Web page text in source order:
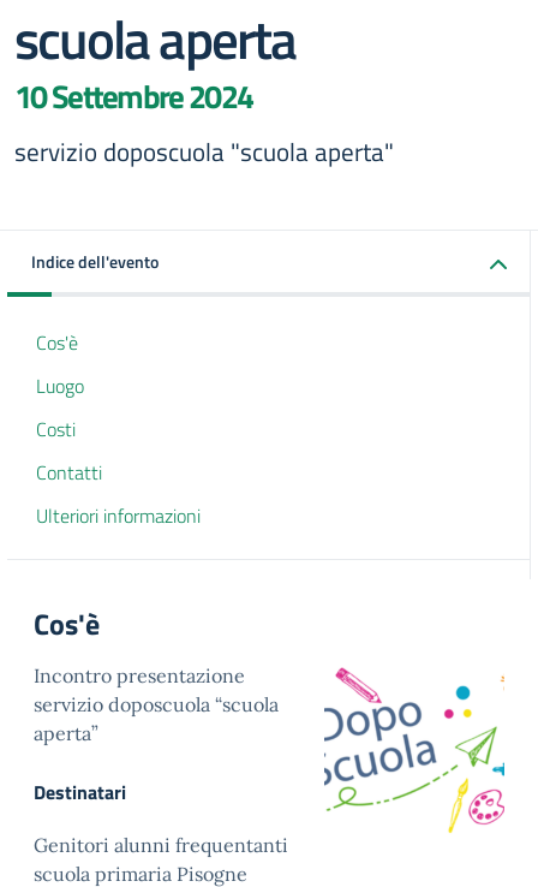
scuola aperta
10 Settembre 2024
servizio doposcuola "scuola aperta"
Indice dell'evento
Cos'è
Luogo
Costi
Contatti
Ulteriori informazioni
Cos'è
Incontro presentazione
servizio doposcuola “scuola
aperta”
Destinatari
Genitori alunni frequentanti
scuola primaria Pisogne